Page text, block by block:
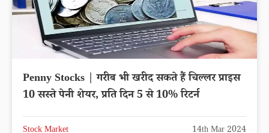
Penny Stocks | गरीब भी खरीद सकते हैं चिल्लर प्राइस
10 सस्ते पेनी शेयर, प्रति दिन 5 से 10% रिटर्न